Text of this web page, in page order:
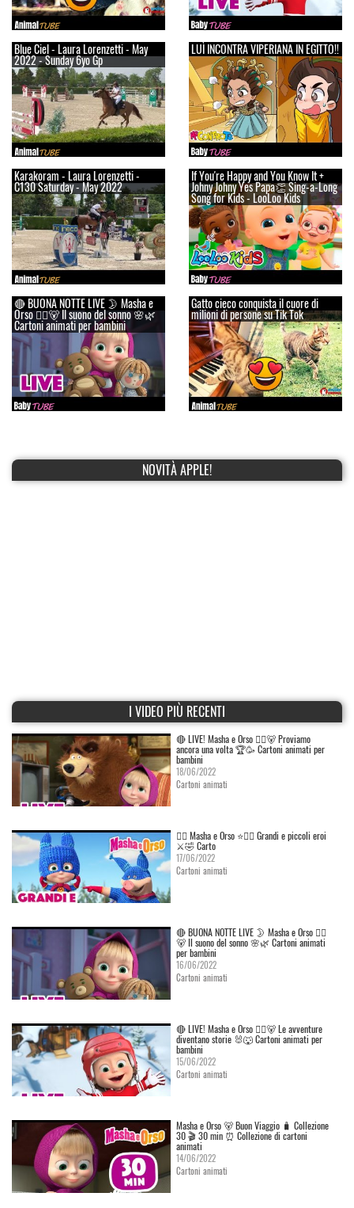
Blue Ciel - Laura Lorenzetti - May
2022 - Sunday 6yo Gp
LUÌ INCONTRA VIPERIANA IN EGITTO!!
Karakoram - Laura Lorenzetti -
C130 Saturday - May 2022
If You're Happy and You Know It +
Johny Johny Yes Papa👏 Sing-a-Long
Song for Kids - LooLoo Kids
🔴 BUONA NOTTE LIVE 🌛 Masha e
Orso 👱‍♀️🐻 Il suono del sonno 🌸🌿
Cartoni animati per bambini
Gatto cieco conquista il cuore di
milioni di persone su Tik Tok
NOVITÀ APPLE!
I VIDEO PIÙ RECENTI
🔴 LIVE! Masha e Orso 👱‍♀️🐻 Proviamo
ancora una volta 🏆🥳 Cartoni animati per
bambini
18/06/2022
Cartoni animati
👱‍♀️ Masha e Orso ⭐🦸‍♀️ Grandi e piccoli eroi
⚔️🤣 Carto
17/06/2022
Cartoni animati
🔴 BUONA NOTTE LIVE 🌛 Masha e Orso 👱‍♀️
🐻 Il suono del sonno 🌸🌿 Cartoni animati
per bambini
16/06/2022
Cartoni animati
🔴 LIVE! Masha e Orso 👱‍♀️🐻 Le avventure
diventano storie 🐰🐺 Cartoni animati per
bambini
15/06/2022
Cartoni animati
Masha e Orso 🐻 Buon Viaggio 🧳 Сollezione
30 🎬 30 min ⏰ Collezione di cartoni
animati
14/06/2022
Cartoni animati